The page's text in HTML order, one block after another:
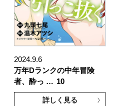
2024.9.6
万年Dランクの中年冒険
者、酔っ … 10
詳しく見る